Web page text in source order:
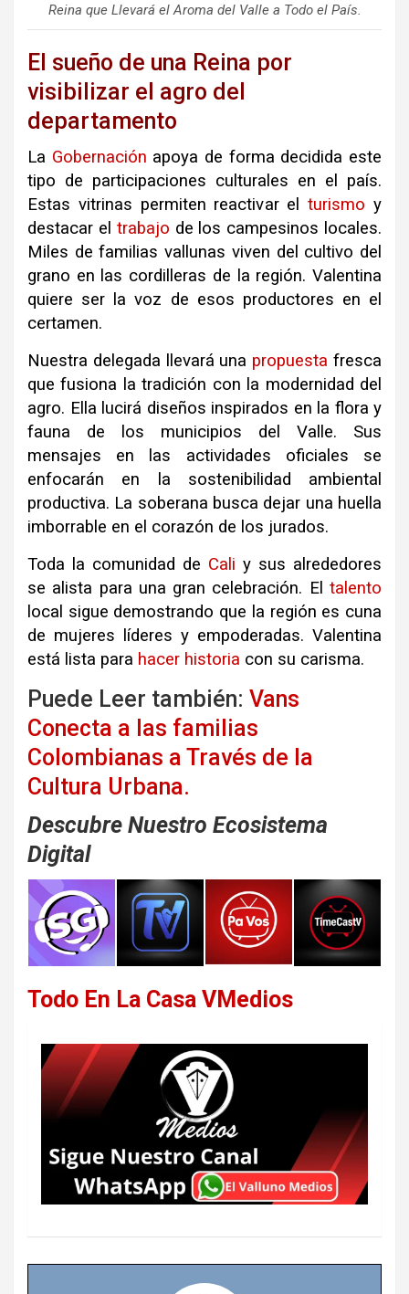
Reina que Llevará el Aroma del Valle a Todo el País.
El sueño de una Reina por
visibilizar el agro del
departamento
La Gobernación apoya de forma decidida este
tipo de participaciones culturales en el país.
Estas vitrinas permiten reactivar elturismo y
destacar el trabajo de los campesinos locales.
Miles de familias vallunas viven del cultivo del
grano en las cordilleras de la región. Valentina
quiere ser la voz de esos productores en el
certamen.
Nuestra delegada llevará una propuesta fresca
que fusiona la tradición con la modernidad del
agro. Ella lucirá diseños inspirados en la flora y
fauna de los municipios del Valle. Sus
mensajes en las actividades oficiales se
enfocarán en la sostenibilidad ambiental
productiva. La soberana busca dejar una huella
imborrable en el corazón de los jurados.
Toda la comunidad de Cali y sus alrededores
se alista para una gran celebración. El talento
local sigue demostrando que la región es cuna
de mujeres líderes y empoderadas. Valentina
está lista para hacer historia con su carisma.
Puede Leer también: Vans
Conecta a las familias
Colombianas a Través de la
Cultura Urbana.
Descubre Nuestro Ecosistema
Digital
Todo En La Casa VMedios